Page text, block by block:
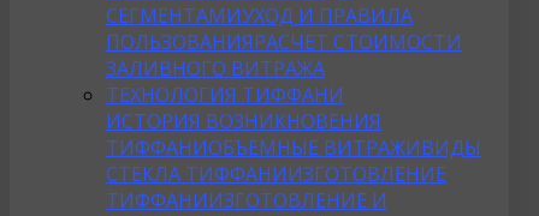
СЕГМЕНТАМИУХОД И ПРАВИЛА
ПОЛЬЗОВАНИЯРАСЧЕТ СТОИМОСТИ
ЗАЛИВНОГО ВИТРАЖА
ТЕХНОЛОГИЯ ТИФФАНИ
ИСТОРИЯ ВОЗНИКНОВЕНИЯ
ТИФФАНИОБЪЕМНЫЕ ВИТРАЖИВИДЫ
СТЕКЛА ТИФФАНИИЗГОТОВЛЕНИЕ
ТИФФАНИИЗГОТОВЛЕНИЕ И